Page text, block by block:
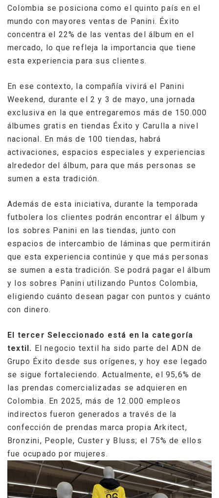
Colombia se posiciona como el quinto país en el
mundo con mayores ventas de Panini. Éxito
concentra el 22% de las ventas del álbum en el
mercado, lo que refleja la importancia que tiene
esta experiencia para sus clientes.
En ese contexto, la compañía vivirá el Panini
Weekend, durante el 2 y 3 de mayo, una jornada
exclusiva en la que entregaremos más de 150.000
álbumes gratis en tiendas Éxito y Carulla a nivel
nacional. En más de 100 tiendas, habrá
activaciones, espacios especiales y experiencias
alrededor del álbum, para que más personas se
sumen a esta tradición.
Además de esta iniciativa, durante la temporada
futbolera los clientes podrán encontrar el álbum y
los sobres Panini en las tiendas, junto con
espacios de intercambio de láminas que permitirán
que esta experiencia continúe y que más personas
se sumen a esta tradición. Se podrá pagar el álbum
y los sobres Panini utilizando Puntos Colombia,
eligiendo cuánto desean pagar con puntos y cuánto
con dinero.
El tercer Seleccionado está en la categoría
textil. El negocio textil ha sido parte del ADN de
Grupo Éxito desde sus orígenes, y hoy ese legado
se sigue fortaleciendo. Actualmente, el 95,6% de
las prendas comercializadas se adquieren en
Colombia. En 2025, más de 12.000 empleos
indirectos fueron generados a través de la
confección de prendas marca propia Arkitect,
Bronzini, People, Custer y Bluss; el 75% de ellos
fue ocupado por mujeres.